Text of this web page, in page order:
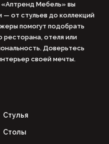
Мебель» вы
от стульев до коллекций
помогут подобрать
ресторана, отеля или
Доверьтесь
своей мечты.
Стулья
Столы